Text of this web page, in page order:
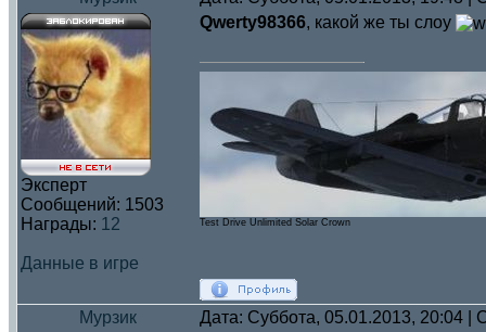
Эксперт
Сообщений: 1503
Награды: 12
Данные в игре
Qwerty98366, какой же ты слоу
Test Drive Unlimited Solar Crown
Мурзик Дата: Суббота, 05.01.2013, 20:04